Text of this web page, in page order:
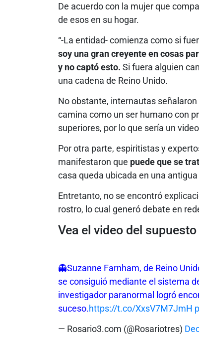
De acuerdo con la mujer que
de esos en su hogar.
“-La entidad- comienza como si
soy una gran creyente en cosas
y no captó esto. Si fuera alguien
una cadena de Reino Unido.
No obstante, internautas
camina como un ser humano con
superiores, por lo que sería un
Por otra parte, espiritistas y
manifestaron que puede que se
casa queda ubicada en una
Entretanto, no se encontró
rostro, lo cual generó debate en
Vea el video del
👻Suzanne Farnham, de Reino
se consiguió mediante el sistema
investigador paranormal logró
suceso.https://t.co/XxsV7M7JmH
— Rosario3.com (@Rosariotres)